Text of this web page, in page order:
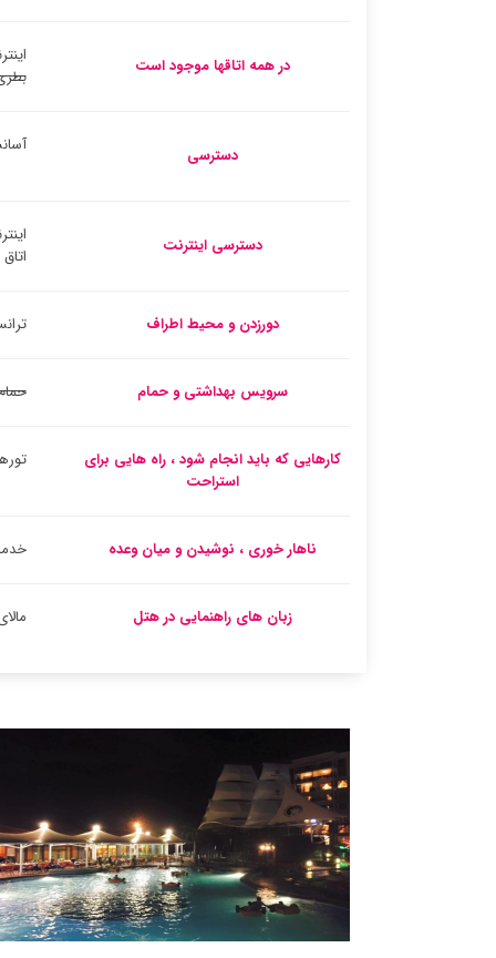
در همه اتاقها موجود است
دسترسی
دسترسی اینترنت
اتاق
دورزدن و محیط اطراف
سرویس بهداشتی و حمام
کارهایی که باید انجام شود ، راه هایی برای
استراحت
ناهار خوری ، نوشیدن و میان وعده
زبان های راهنمایی در هتل